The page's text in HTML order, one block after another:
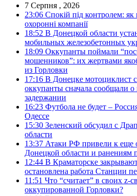
7 Серпня , 2026
23:06 Спокій під контролем:
охоронні компанії
18:52 В Донецкой области
мобильных железобетонных
18:09 Оккупанты поймали
мошенников”: их жертвами
из Горловки
17:16 В Донецке мотоциклист
оккупанты сначала сообщали
задержании
16:23 Футбола не будет –
Одессе
15:30 Зеленский обсудил с
области
13:37 Атаки РФ привели к еще
Донецкой области и ранениям
12:44 В Краматорске
остановлена работа Станции
11:51 Что “считает” в своих z-
оккупированной Горловки?